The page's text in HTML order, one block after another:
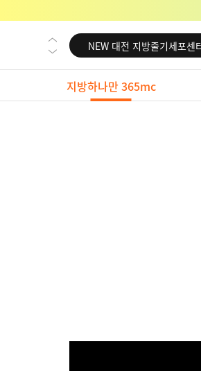
NEW 교대 지방줄기세포센
NEW 대전 지방줄기세포센
NEW 노원 지방줄기세포센
NEW 미국 LA점 오픈
NEW 교대 지방줄기세포센
지방하나만 365mc